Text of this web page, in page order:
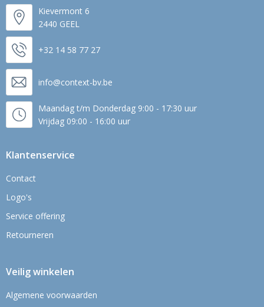
Kievermont 6
2440 GEEL
+32 14 58 77 27
info@context-bv.be
Maandag t/m Donderdag 9:00 - 17:30 uur
Vrijdag 09:00 - 16:00 uur
Klantenservice
Contact
Logo's
Service offering
Retourneren
Veilig winkelen
Algemene voorwaarden